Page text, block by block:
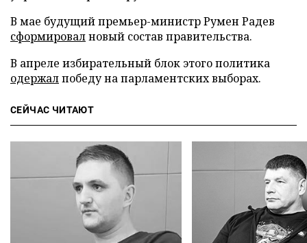
В мае будущий премьер-министр Румен Радев
сформировалновый состав правительства.
В апреле избирательный блок этого политика
одержалпобеду на парламентских выборах.
СЕЙЧАС ЧИТАЮТ